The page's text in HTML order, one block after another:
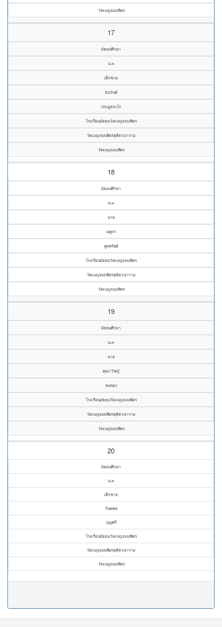
วัดเบญจมบพิตร
17
มัธยมศึกษา
ม.๓
เด็กชาย
ธนวันต์
ประมูลจะโก
โรงเรียนมัธยมวัดเบญจมบพิตร
วัดเบญจมบพิตรดุสิตวนาราม
วัดเบญจมบพิตร
18
มัธยมศึกษา
ม.๓
นาย
ณฐกร
พูลทรัพย์
โรงเรียนมัธยมวัดเบญจมบพิตร
วัดเบญจมบพิตรดุสิตวนาราม
วัดเบญจมบพิตร
19
มัธยมศึกษา
ม.๓
นาย
คุณาวิชญ์
คงทอง
โรงเรียนมัธยมวัดเบญจมบพิตร
วัดเบญจมบพิตรดุสิตวนาราม
วัดเบญจมบพิตร
20
มัธยมศึกษา
ม.๓
เด็กชาย
กันตพล
บุญศรี
โรงเรียนมัธยมวัดเบญจมบพิตร
วัดเบญจมบพิตรดุสิตวนาราม
วัดเบญจมบพิตร